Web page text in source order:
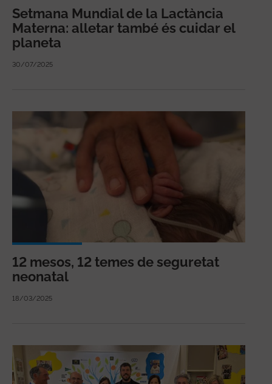
Setmana Mundial de la Lactància
Materna: alletar també és cuidar el
planeta
30/07/2025
12 mesos, 12 temes de seguretat
neonatal
18/03/2025